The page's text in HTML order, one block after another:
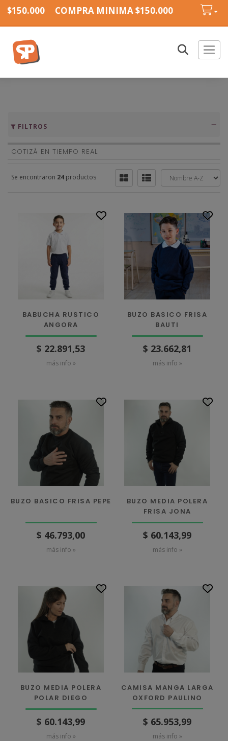
COMPRA MINIMA $150.000 COMPRA
FILTROS
COTIZÁ EN TIEMPO REAL
Se encontraron 24 productos
BABUCHA RUSTICO
ANGORA
$ 22.891,53
más info »
BUZO BASICO FRISA
BAUTI
$ 23.662,81
más info »
BUZO BASICO FRISA PEPE
$ 46.793,00
más info »
BUZO MEDIA POLERA
FRISA JONA
$ 60.143,99
más info »
BUZO MEDIA POLERA
POLAR DIEGO
$ 60.143,99
más info »
CAMISA MANGA LARGA
OXFORD PAULINO
$ 65.953,99
más info »